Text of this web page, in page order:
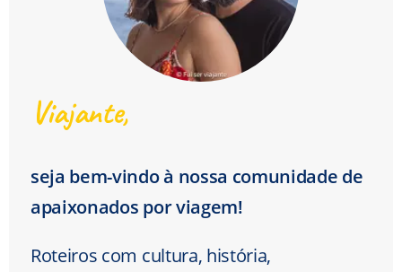
Viajante,
seja bem-vindo à nossa comunidade de
apaixonados por viagem!
Roteiros com cultura, história,